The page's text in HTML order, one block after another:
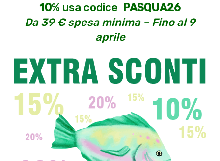
10% usa codice PASQUA26
Da 39 € spesa minima – Fino al 9
aprile